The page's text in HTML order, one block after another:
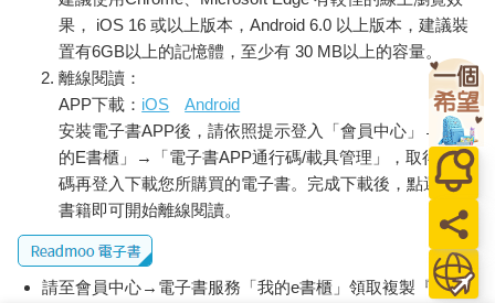
果， iOS 16 或以上版本，Android 6.0 以上版本，建議裝
置有6GB以上的記憶體，至少有 30 MB以上的容量。
離線閱讀：
APP下載： iOS
Android
安裝電子書APP後，請依照提示登入「會員中心」→「我
的E書櫃」→「電子書APP通行碼/載具管理」，取得通行
碼再登入下載您所購買的電子書。完成下載後，點選任一
書籍即可開始離線閱讀。
請至會員中心→電子書服務「我的e書櫃」領取複製『兌換